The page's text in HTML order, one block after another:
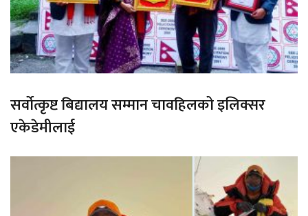
सर्वोत्कृष्ट बिद्यालय सम्मान चावहिलको इलिक्सर
एकेडेमीलाई